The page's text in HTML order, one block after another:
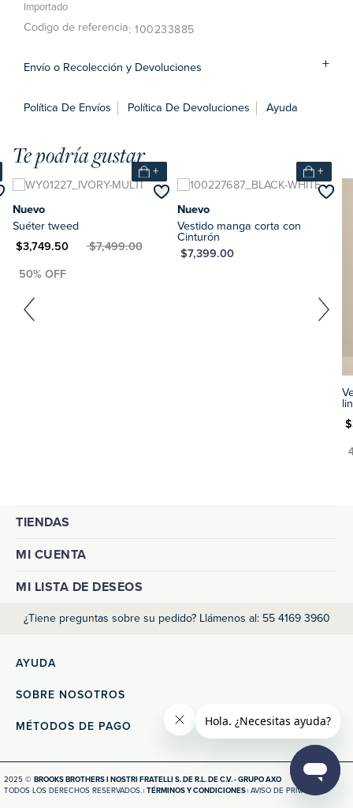
Importado
Codigo de referencia: 100233885
Envío o Recolección y Devoluciones
Política De Envíos Política De Devoluciones Ayuda
Te podría gustar
+
Nuevo
Suéter tweed
$3,749.50MXN $7,499.00
+
Nuevo
Vestido manga corta con
Cinturón
MXN $7,399.00
MXN
TIENDAS
MI CUENTA
MI LISTA DE DESEOS
¿Tiene preguntas sobre su pedido? Llámenos al: 55 4169 3960
AYUDA
SOBRE NOSOTROS
MÉTODOS DE PAGO
2025 © BROOKS BROTHERS I NOSTRI FRATELLI S. DE R.L. DE C.V. - GRUPO AXO
TODOS LOS DERECHOS RESERVADOS. | TÉRMINOS Y CONDICIONES | AVISO DE PRIVACIDAD